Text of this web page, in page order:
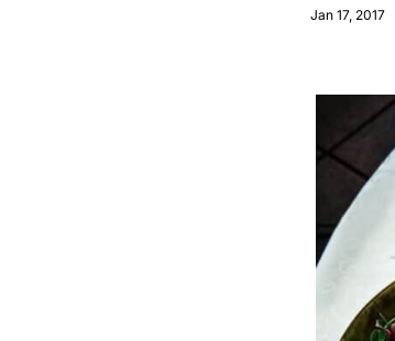
Jan 17, 2017